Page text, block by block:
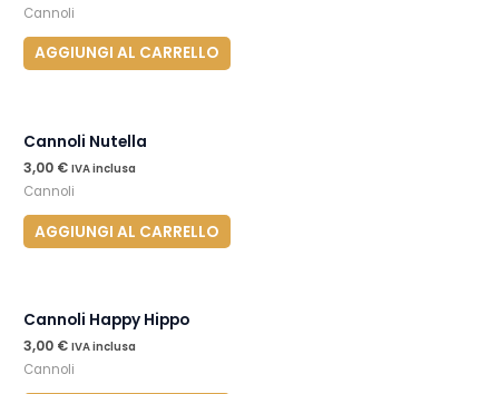
Cannoli
AGGIUNGI AL CARRELLO
Cannoli Nutella
3,00 € IVA inclusa
Cannoli
AGGIUNGI AL CARRELLO
Cannoli Happy Hippo
3,00 € IVA inclusa
Cannoli